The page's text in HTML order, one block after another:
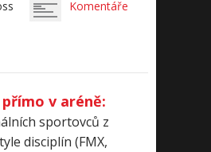
Komentáře
v aréně:
sportovců z
disciplín (FMX,